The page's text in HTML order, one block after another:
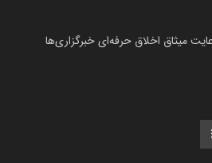
میثاق اخلاق حرفه‌ای خبرگزاری‌ها